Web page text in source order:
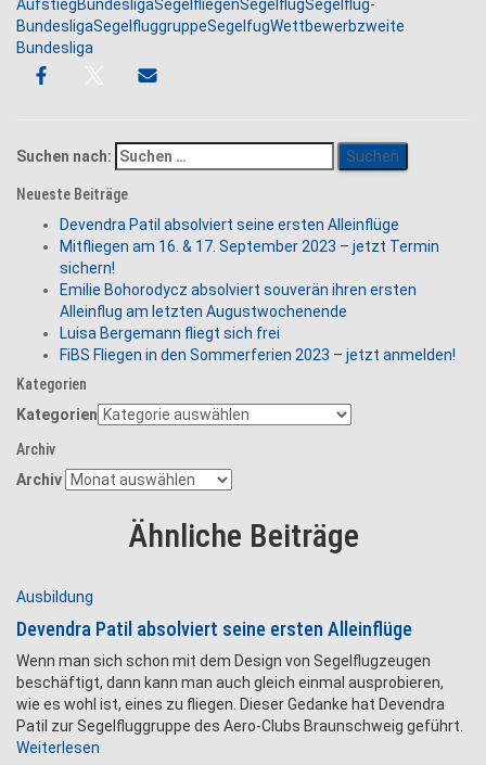
AufstiegBundesligaSegelfliegenSegelflugSegelflug-
BundesligaSegelfluggruppeSegelfugWettbewerbzweite
Bundesliga
Suchen nach:
Neueste Beiträge
Devendra Patil absolviert seine ersten Alleinflüge
Mitfliegen am 16. & 17. September 2023 – jetzt Termin
sichern!
Emilie Bohorodycz absolviert souverän ihren ersten
Alleinflug am letzten Augustwochenende
Luisa Bergemann fliegt sich frei
FiBS Fliegen in den Sommerferien 2023 – jetzt anmelden!
Kategorien
Kategorien
Archiv
Archiv
Ähnliche Beiträge
Ausbildung
Devendra Patil absolviert seine ersten Alleinflüge
Wenn man sich schon mit dem Design von Segelflugzeugen
beschäftigt, dann kann man auch gleich einmal ausprobieren,
wie es wohl ist, eines zu fliegen. Dieser Gedanke hat Devendra
Patil zur Segelfluggruppe des Aero-Clubs Braunschweig geführt.
Weiterlesen